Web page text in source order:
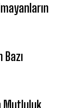
Bazı
Mutluluk